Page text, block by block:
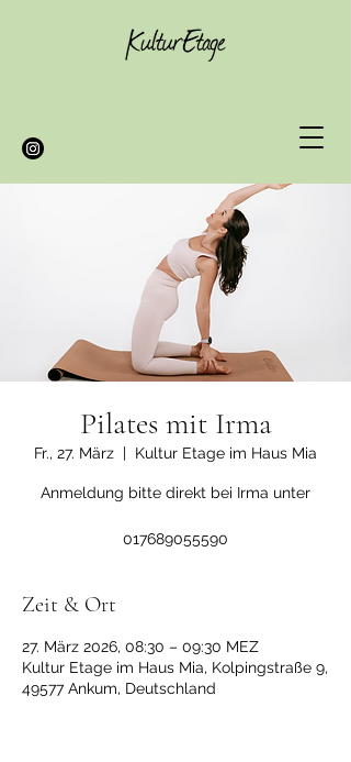
Pilates mit Irma
Fr., 27. März
  |
Kultur Etage im Haus Mia
Anmeldung bitte direkt bei Irma unter
017689055590
Zeit & Ort
27. März 2026, 08:30 – 09:30 MEZ
Kultur Etage im Haus Mia, Kolpingstraße 9,
49577 Ankum, Deutschland